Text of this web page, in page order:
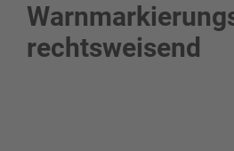
rechtsweisend